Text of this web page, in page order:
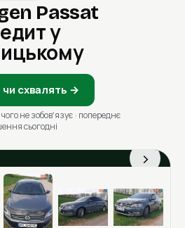
Passat
у
схвалять →
не зобовʼязує · попереднє
сьогодні
›